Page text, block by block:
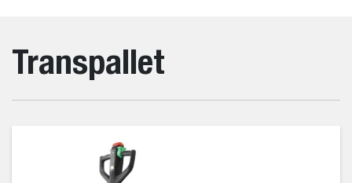
Transpallet